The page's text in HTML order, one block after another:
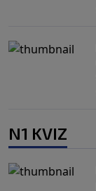
N1 KVIZ